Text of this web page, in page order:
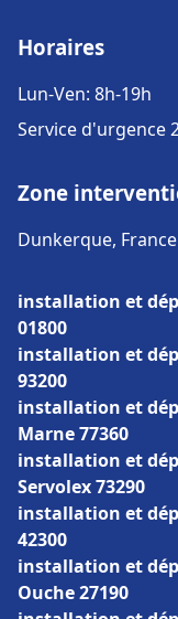
Horaires
Lun-Ven: 8h-19h
Service d'urgence
Zone
Dunkerque, France
installation et
01800
installation et
93200
installation et
Marne 77360
installation et
Servolex 73290
installation et
42300
installation et
Ouche 27190